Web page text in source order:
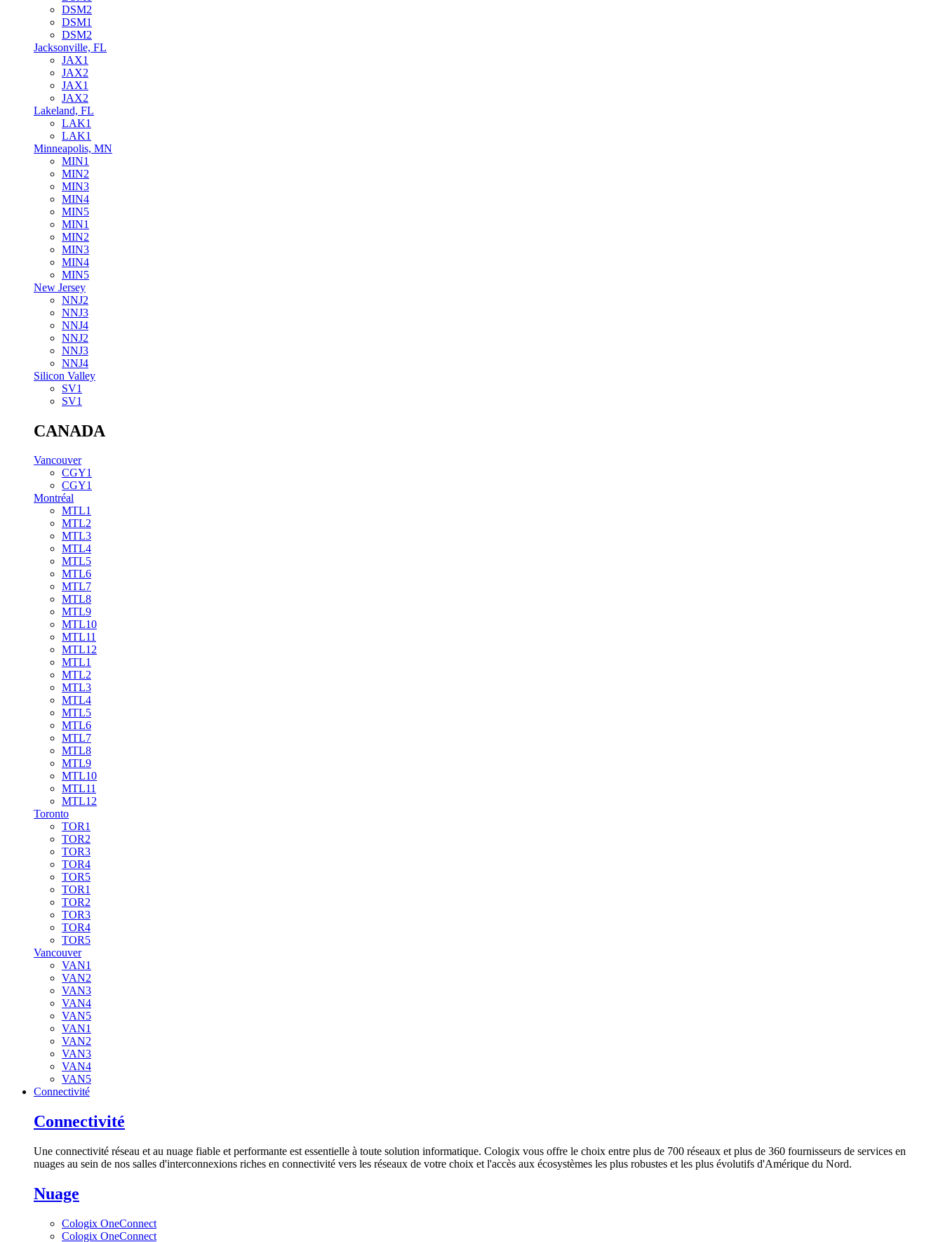
DSM2
DSM1
DSM2
Jacksonville, FL
JAX1
JAX2
JAX1
JAX2
Lakeland, FL
LAK1
LAK1
Minneapolis, MN
MIN1
MIN2
MIN3
MIN4
MIN5
MIN1
MIN2
MIN3
MIN4
MIN5
New Jersey
NNJ2
NNJ3
NNJ4
NNJ2
NNJ3
NNJ4
Silicon Valley
SV1
SV1
CANADA
Vancouver
CGY1
CGY1
Montréal
MTL1
MTL2
MTL3
MTL4
MTL5
MTL6
MTL7
MTL8
MTL9
MTL10
MTL11
MTL12
MTL1
MTL2
MTL3
MTL4
MTL5
MTL6
MTL7
MTL8
MTL9
MTL10
MTL11
MTL12
Toronto
TOR1
TOR2
TOR3
TOR4
TOR5
TOR1
TOR2
TOR3
TOR4
TOR5
Vancouver
VAN1
VAN2
VAN3
VAN4
VAN5
VAN1
VAN2
VAN3
VAN4
VAN5
Connectivité
Connectivité
Une connectivité réseau et au nuage fiable et performante est essentielle à toute solution informatique. Cologix vous offre le choix entre plus de 700 réseaux et plus de 360 fournisseurs de services en
nuages au sein de nos salles d'interconnexions riches en connectivité vers les réseaux de votre choix et l'accès aux écosystèmes les plus robustes et les plus évolutifs d'Amérique du Nord.
Nuage
Cologix OneConnect
Cologix OneConnect